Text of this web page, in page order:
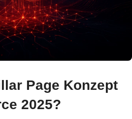
Page Konzept
2025?